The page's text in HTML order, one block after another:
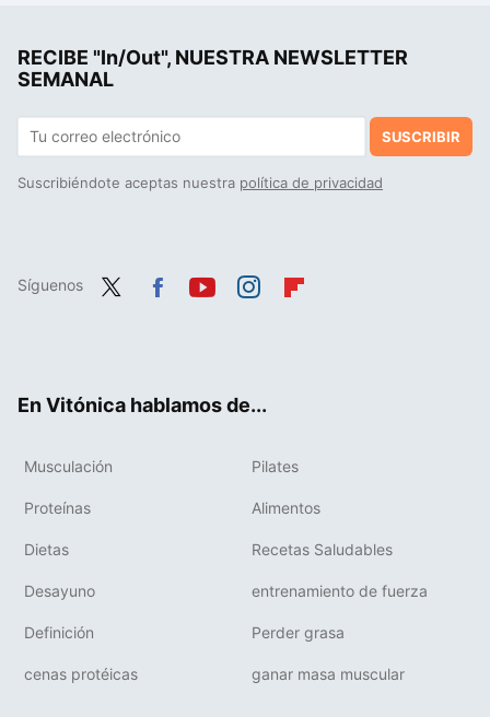
RECIBE "In/Out", NUESTRA NEWSLETTER
SEMANAL
SUSCRIBIR
Suscribiéndote aceptas nuestra política de privacidad
Síguenos
En Vitónica hablamos de...
Musculación Pilates
Proteínas Alimentos
Dietas Recetas Saludables
Desayuno entrenamiento de fuerza
Definición Perder grasa
cenas protéicas ganar masa muscular